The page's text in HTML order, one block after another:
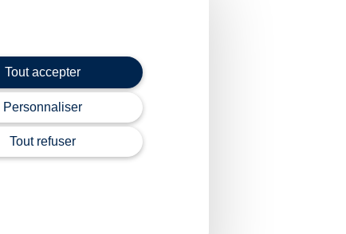
rejetée.
Plusieurs
Tout accepter
Personnaliser
Tout refuser